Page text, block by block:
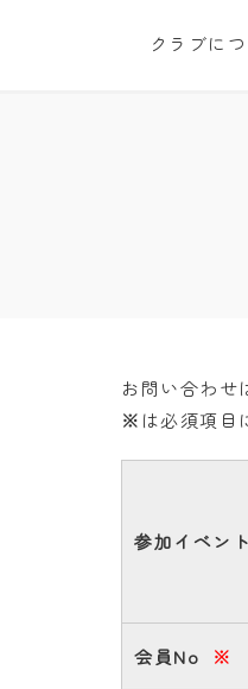
クラブに
お問い合わせ
※ は必須項目
参加イベント
会員No ※